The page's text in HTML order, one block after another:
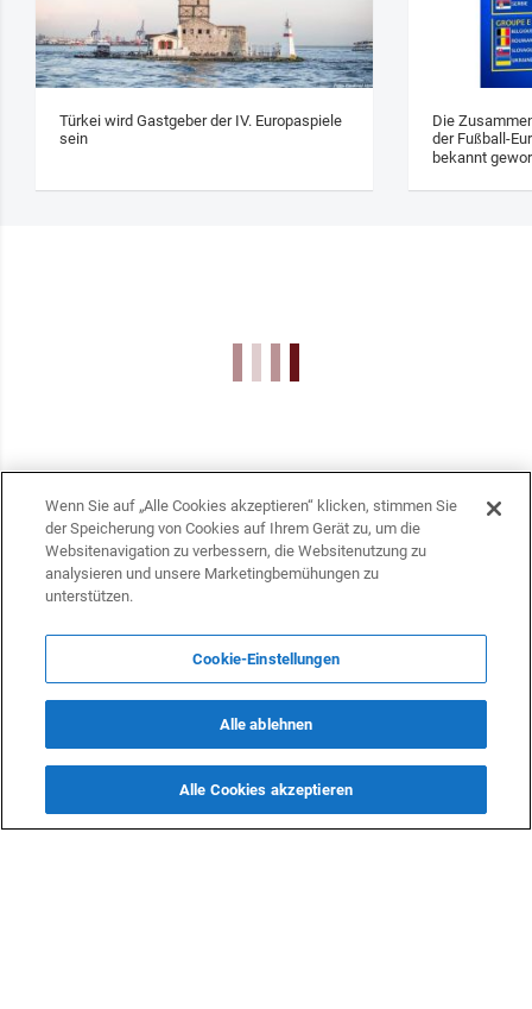
Türkei wird Gastgeber der IV. Europaspiele
sein
Die
der Fußball-
bekannt
Wenn Sie auf „Alle Cookies akzeptieren“ klicken, stimmen Sie
der Speicherung von Cookies auf Ihrem Gerät zu, um die
Websitenavigation zu verbessern, die Websitenutzung zu
analysieren und unsere Marketingbemühungen zu
unterstützen.
Cookie-Einstellungen
Alle ablehnen
Alle Cookies akzeptieren